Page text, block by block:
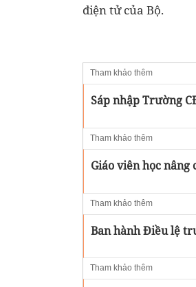
điện tử của Bộ.
Tham khảo thêm
Sáp nhập Trường
Tham khảo thêm
Giáo viên học nâng
Tham khảo thêm
Ban hành Điều lệ
Tham khảo thêm